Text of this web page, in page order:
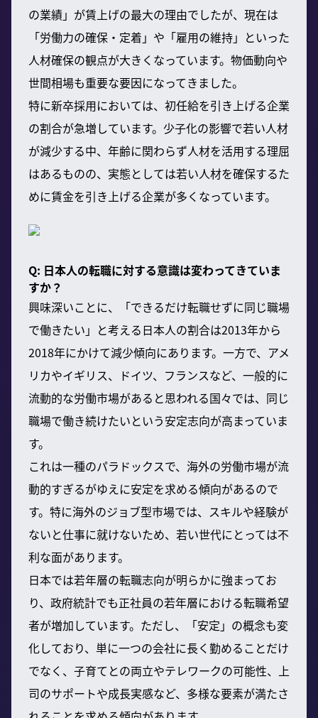
の業績」が賃上げの最大の理由でしたが、現在は
「労働力の確保・定着」や「雇用の維持」といった
人材確保の観点が大きくなっています。物価動向や
世間相場も重要な要因になってきました。
特に新卒採用においては、初任給を引き上げる企業
の割合が急増しています。少子化の影響で若い人材
が減少する中、年齢に関わらず人材を活用する理屈
はあるものの、実態としては若い人材を確保するた
めに賃金を引き上げる企業が多くなっています。
Q: 日本人の転職に対する意識は変わってきていま
すか？
興味深いことに、「できるだけ転職せずに同じ職場
で働きたい」と考える日本人の割合は2013年から
2018年にかけて減少傾向にあります。一方で、アメ
リカやイギリス、ドイツ、フランスなど、一般的に
流動的な労働市場があると思われる国々では、同じ
職場で働き続けたいという安定志向が高まっていま
す。
これは一種のパラドックスで、海外の労働市場が流
動的すぎるがゆえに安定を求める傾向があるので
す。特に海外のジョブ型市場では、スキルや経験が
ないと仕事に就けないため、若い世代にとっては不
利な面があります。
日本では若年層の転職志向が明らかに強まってお
り、政府統計でも正社員の若年層における転職希望
者が増加しています。ただし、「安定」の概念も変
化しており、単に一つの会社に長く勤めることだけ
でなく、子育てとの両立やテレワークの可能性、上
司のサポートや成長実感など、多様な要素が満たさ